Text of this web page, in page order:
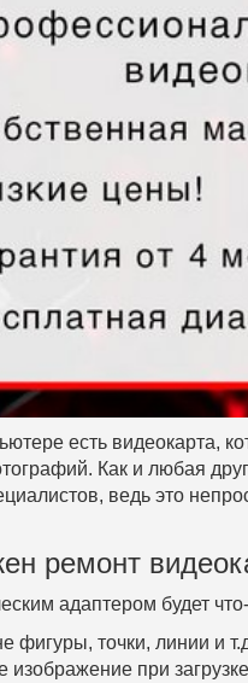
есть видеокарта,
Как и любая
ведь это
ремонт
адаптером будет
фигуры, точки, линии и
изображение при